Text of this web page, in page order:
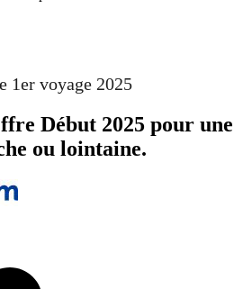
1er voyage 2025
Début 2025 pour une
ou lointaine.